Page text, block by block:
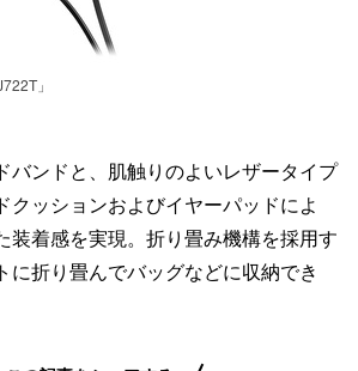
」
バンドと、肌触りのよいレザータイプ
クッションおよびイヤーパッドによ
装着感を実現。折り畳み機構を採用す
に折り畳んでバッグなどに収納でき